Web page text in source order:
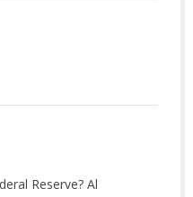
Reserve? Al